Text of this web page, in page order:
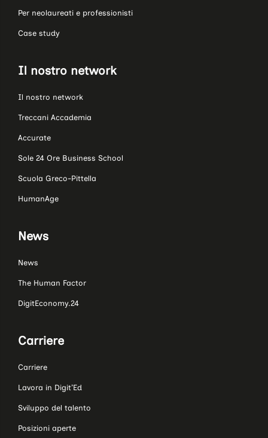
Per neolaureati e professionisti
Case study
Il nostro network
Il nostro network
Treccani Accademia
Accurate
Sole 24 Ore Business School
Scuola Greco-Pittella
HumanAge
News
News
The Human Factor
DigitEconomy.24
Carriere
Carriere
Lavora in Digit’Ed
Sviluppo del talento
Posizioni aperte